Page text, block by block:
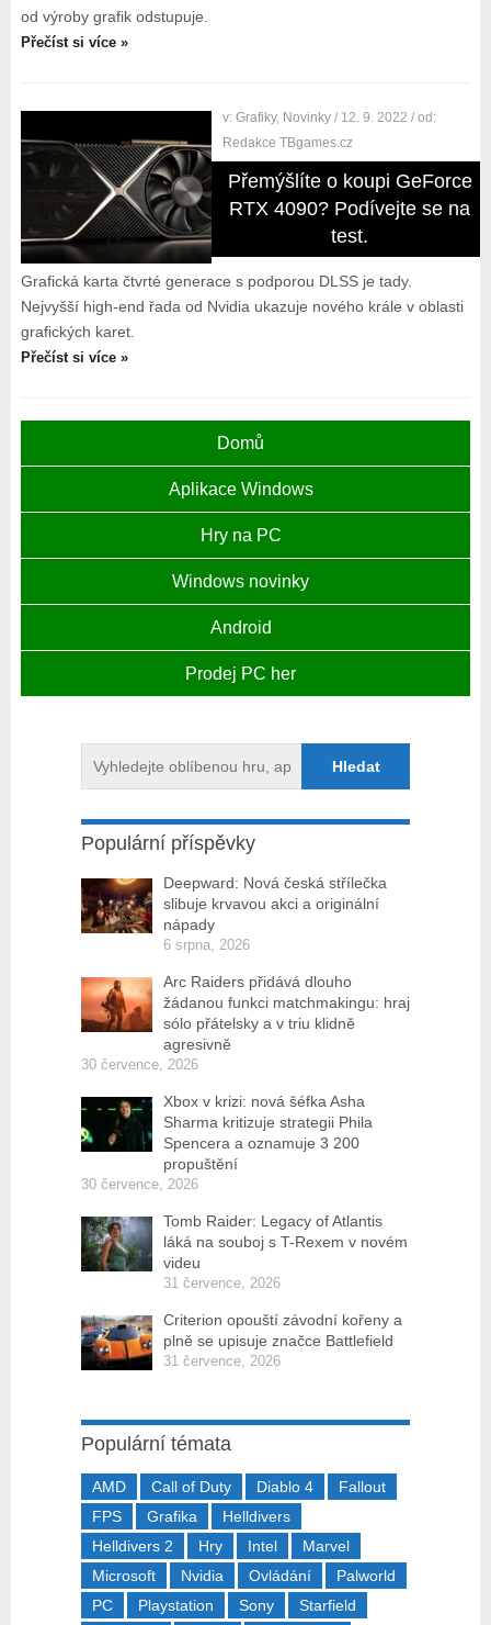
od výroby grafik odstupuje.
Přečíst si více »
v:Grafiky, Novinky / 12. 9. 2022 / od:
Redakce TBgames.cz
Přemýšlíte o koupi GeForce
RTX 4090? Podívejte se na
test.
Grafická karta čtvrté generace s podporou DLSS je tady.
Nejvyšší high-end řada od Nvidia ukazuje nového krále v oblasti
grafických karet.
Přečíst si více »
Domů
Aplikace Windows
Hry na PC
Windows novinky
Android
Prodej PC her
Populární příspěvky
Deepward: Nová česká střílečka
slibuje krvavou akci a originální
nápady
6 srpna, 2026
Arc Raiders přidává dlouho
žádanou funkci matchmakingu: hraj
sólo přátelsky a v triu klidně
agresivně
30 července, 2026
Xbox v krizi: nová šéfka Asha
Sharma kritizuje strategii Phila
Spencera a oznamuje 3 200
propuštění
30 července, 2026
Tomb Raider: Legacy of Atlantis
láká na souboj s T-Rexem v novém
videu
31 července, 2026
Criterion opouští závodní kořeny a
plně se upisuje značce Battlefield
31 července, 2026
Populární témata
AMD Call of Duty Diablo 4
Fallout
FPS
Grafika
Helldivers
Helldivers 2
Hry Intel
Marvel
Microsoft
Nvidia Ovládání
Palworld
PC
Playstation Sony
Starfield